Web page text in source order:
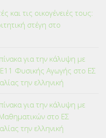
και τις οικογένειές τους:
στέγη στο
για την κάλυψη με
Φυσικής Αγωγής στο ΕΣ
την ελληνική
για την κάλυψη με
στο ΕΣ
την ελληνική